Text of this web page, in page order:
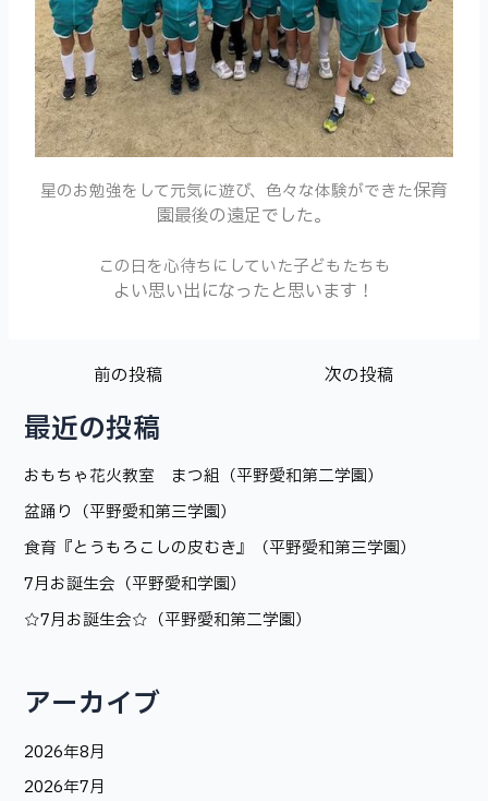
星のお勉強をして元気に遊び、色々な体験ができた保育
園最後の遠足でした。
この日を心待ちにしていた子どもたちも
よい思い出になったと思います！
前の投稿 次の投稿
最近の投稿
おもちゃ花火教室 まつ組（平野愛和第二学園）
盆踊り（平野愛和第三学園）
食育『とうもろこしの皮むき』（平野愛和第三学園）
7月お誕生会（平野愛和学園）
☆7月お誕生会☆（平野愛和第二学園）
アーカイブ
2026年8月
2026年7月